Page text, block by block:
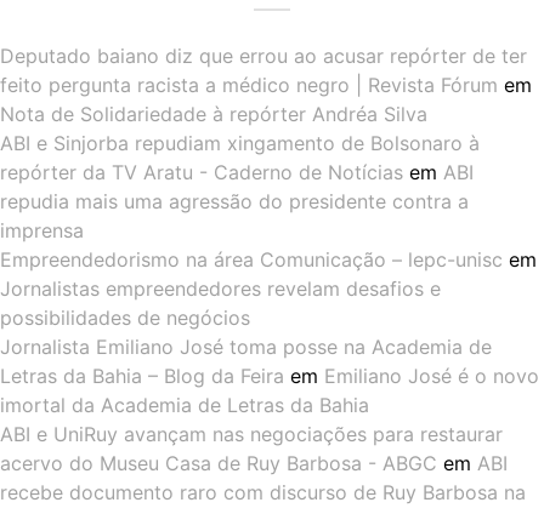
Deputado baiano diz que errou ao acusar repórter de ter
feito pergunta racista a médico negro | Revista Fórum em
Nota de Solidariedade à repórter Andréa Silva
ABI e Sinjorba repudiam xingamento de Bolsonaro à
repórter da TV Aratu - Caderno de Notícias em ABI
repudia mais uma agressão do presidente contra a
imprensa
Empreendedorismo na área Comunicação – lepc-unisc em
Jornalistas empreendedores revelam desafios e
possibilidades de negócios
Jornalista Emiliano José toma posse na Academia de
Letras da Bahia – Blog da Feira em Emiliano José é o novo
imortal da Academia de Letras da Bahia
ABI e UniRuy avançam nas negociações para restaurar
acervo do Museu Casa de Ruy Barbosa - ABGC em ABI
recebe documento raro com discurso de Ruy Barbosa na